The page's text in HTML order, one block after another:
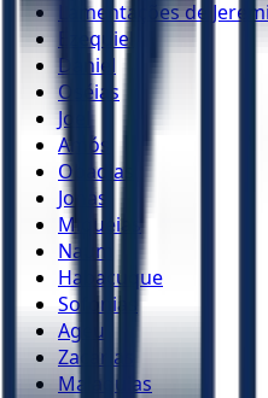
Lamentações de
Ezequiel
Daniel
Oséias
Joel
Amós
Obadias
Jonas
Miquéias
Naum
Habacuque
Sofonias
Ageu
Zacarias
Malaquias